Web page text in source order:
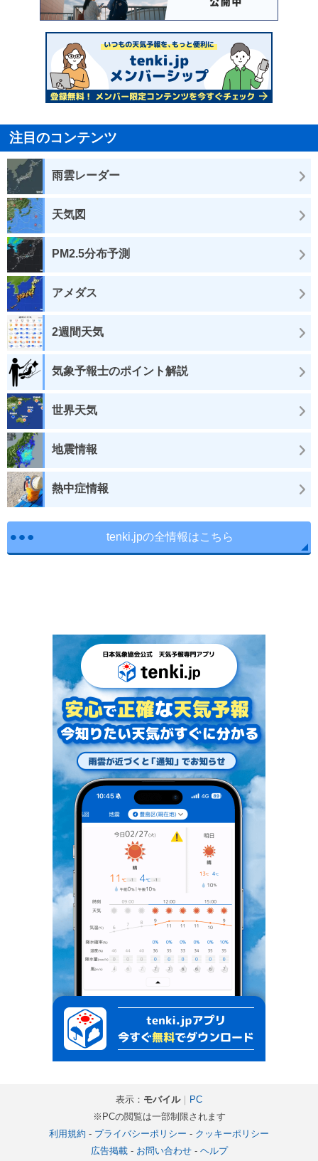
注目のコンテンツ
雨雲レーダー
天気図
PM2.5分布予測
アメダス
2週間天気
気象予報士のポイント解説
世界天気
地震情報
熱中症情報
tenki.jpの全情報はこちら
表示： モバイル｜
PC
※PCの閲覧は一部制限されます
利用規約 - プライバシーポリシー - クッキーポリシー
広告掲載- お問い合わせ- ヘルプ